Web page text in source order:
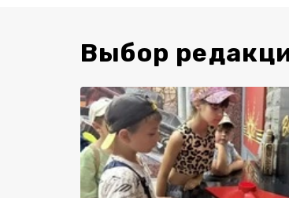
Выбор